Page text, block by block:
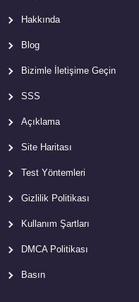
Hakkında
Blog
Bizimle İletişime Geçin
SSS
Açıklama
Site Haritası
Test Yöntemleri
Gizlilik Politikası
Kullanım Şartları
DMCA Politikası
Basın